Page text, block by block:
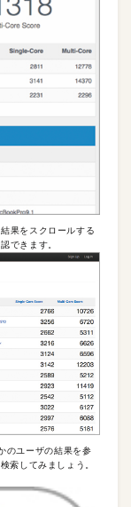
果をスクロールする
できます。
のユーザの結果を参
索してみましょう。